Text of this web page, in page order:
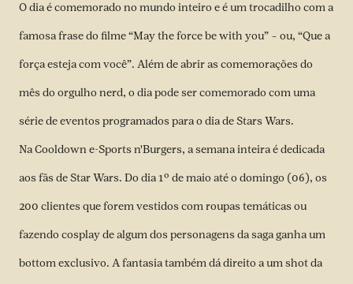
O dia é comemorado no mundo inteiro e é um trocadilho com a
famosa frase do filme “May the force be with you” – ou, “Que a
força esteja com você”. Além de abrir as comemorações do
mês do orgulho nerd, o dia pode ser comemorado com uma
série de eventos programados para o dia de Stars Wars.
Na Cooldown e-Sports n'Burgers, a semana inteira é dedicada
aos fãs de Star Wars. Do dia 1º de maio até o domingo (06), os
200 clientes que forem vestidos com roupas temáticas ou
fazendo cosplay de algum dos personagens da saga ganha um
bottom exclusivo. A fantasia também dá direito a um shot da